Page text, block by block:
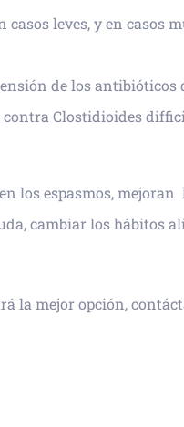
leves, y en casos
de los antibióticos
Clostidioides
los espasmos,
cambiar los hábitos
la mejor opción,